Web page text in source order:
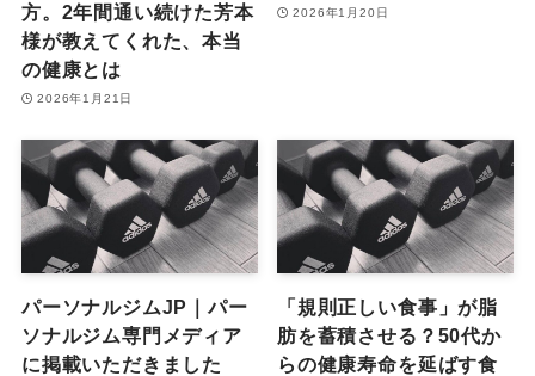
方。2年間通い続けた芳本
様が教えてくれた、本当
の健康とは
2026年1月21日
2026年1月20日
パーソナルジムJP｜パー
ソナルジム専門メディア
に掲載いただきました
「規則正しい食事」が脂
肪を蓄積させる？50代か
らの健康寿命を延ばす食